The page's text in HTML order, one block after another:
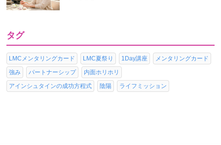
タグ
LMCメンタリングカード LMC夏祭り 1Day講座
メンタリングカード
強み
パートナーシップ
内面ホリホリ
アインシュタインの成功方程式
陰陽 ライフミッション